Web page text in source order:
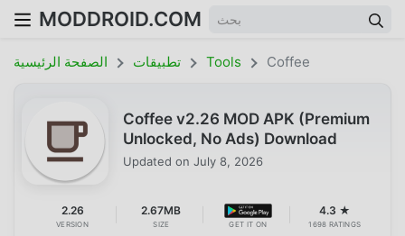
MODDROID.COM
الصفحة الرئيسية تطبيقات Tools Coffee
Coffee v2.26 MOD APK (Premium
Unlocked, No Ads) Download
Updated on July 8, 2026
2.26
VERSION
2.67MB
SIZE GET IT ON
4.3 ★
1698 RATINGS